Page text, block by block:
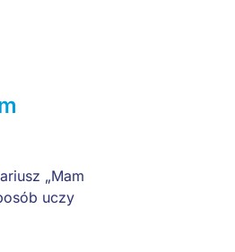
„Mam
uczy